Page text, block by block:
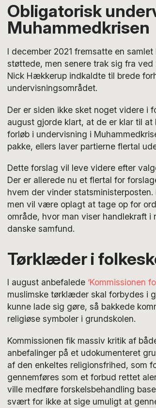
Obligatorisk
Muhammedkrisen
I december 2021 fremsatte en samlet
støttede, men senere trak sig fra
Nick Hækkerup indkaldte til brede
undervisningsområdet.
Der er siden ikke sket noget videre i
august gjorde klart, at de er klar til
forløb i undervisning i
pakke, ellers laver partierne flertal
Dette forslag vil leve videre efter
Der er allerede nu et flertal for
hvem der vinder
men vil være oplagt at tage op for
område, hvor man viser handlekraft
danske samfund.
Tørklæder i
I august anbefalede ‘Kommissionen
muslimske tørklæder skal forbydes i
kunne lade sig gøre, så bakkede
religiøse symboler i grundskolen.
Kommissionen fik massiv kritik af
anbefalinger på et udokumenteret
af den enkeltes religionsfrihed, som
gennemføres som et forbud rettet
ville medføre forskelsbehandling
svært for ikke at sige umuligt at